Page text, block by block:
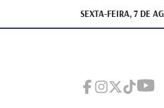
SEXTA-FEIRA, 7 DE